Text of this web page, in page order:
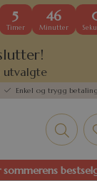
5
Timer
46
Minutter
utvalgte
Enkel og trygg betaling